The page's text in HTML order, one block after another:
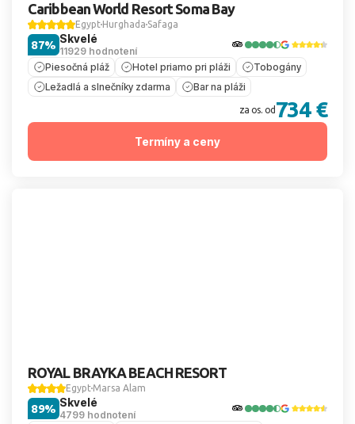
Caribbean World Resort Soma Bay
Egypt Hurghada Safaga
Skvelé
11929 hodnotení
87%
Piesočná pláž Hotel priamo pri pláži
Tobogány
Ležadlá a slnečníky zdarma
Bar na pláži
za os. od 734 €
Termíny a ceny
ROYAL BRAYKA BEACH RESORT
Egypt Marsa Alam
Skvelé
4799 hodnotení
89%